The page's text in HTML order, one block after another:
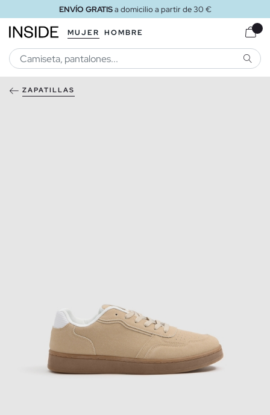
ENVÍO GRATISa domicilio a partir de 30 €
MUJER HOMBRE
ZAPATILLAS